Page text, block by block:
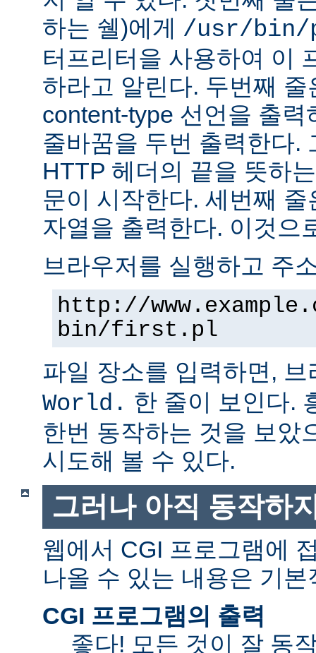
하는 쉘)에게 /usr/bin/
터프리터을 사용하여 이
하라고 알린다. 두번째 줄
content-type 선언을 출
줄바꿈을 두번 출력한다.
HTTP 헤더의 끝을 뜻하
문이 시작한다. 세번째
자열을 출력한다. 이것으
브라우저를 실행하고 주
http://
bin/first.pl
파일 장소를 입력하면,
World. 한 줄이 보인다.
한번 동작하는 것을 보았
시도해 볼 수 있다.
그러나 아직 동작하
웹에서 CGI 프로그램에
나올 수 있는 내용은 기
CGI 프로그램의 출력
좋다! 모든 것이 잘 동